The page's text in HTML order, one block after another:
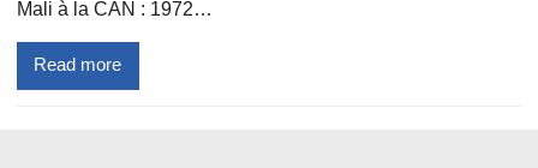
Mali à la CAN : 1972…
Read more